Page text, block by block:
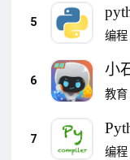
5
编程
6
小
教育
7
编程